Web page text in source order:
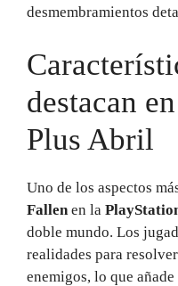
desmembramientos
destacan
Plus Abril
Uno de los aspectos
Fallenen la
doble mundo. Los
realidades para
enemigos, lo que